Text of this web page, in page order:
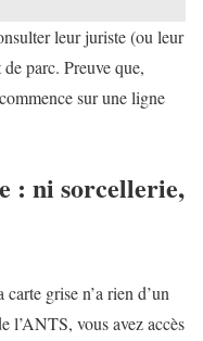
leur juriste (ou leur
parc. Preuve que,
sur une ligne
: ni sorcellerie,
grise n’a rien d’un
l’ANTS, vous avez accès